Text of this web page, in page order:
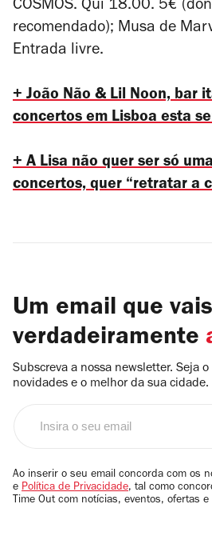
COSMOS. Qui 18.00. 5€
recomendado); Musa de
Entrada livre.
+ João Não & Lil Noon, bar
concertos em Lisboa esta
+ A Lisa não quer ser só
concertos, quer “retratar a
Um email que vais
verdadeiramente
Subscreva a nossa newsletter. Seja
novidades e o melhor da sua cidade.
email
Ao inserir o seu email concorda com os
e Política de Privacidade, tal como
Time Out com notícias, eventos, ofertas